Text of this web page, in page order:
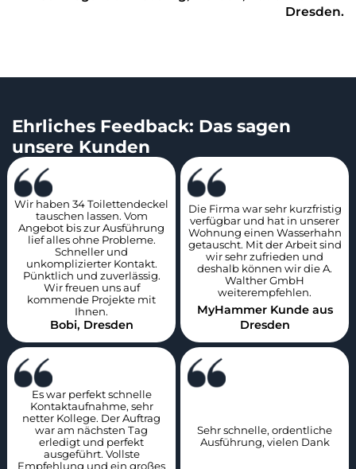
Dresden.
Ehrliches Feedback: Das sagen
unsere Kunden
Wir haben 34 Toilettendeckel
tauschen lassen. Vom
Angebot bis zur Ausführung
lief alles ohne Probleme.
Schneller und
unkomplizierter Kontakt.
Pünktlich und zuverlässig.
Wir freuen uns auf
kommende Projekte mit
Ihnen.
Bobi, Dresden
Die Firma war sehr kurzfristig
verfügbar und hat in unserer
Wohnung einen Wasserhahn
getauscht. Mit der Arbeit sind
wir sehr zufrieden und
deshalb können wir die A.
Walther GmbH
weiterempfehlen.
MyHammer Kunde aus
Dresden
Es war perfekt schnelle
Kontaktaufnahme, sehr
netter Kollege. Der Auftrag
war am nächsten Tag
erledigt und perfekt
ausgeführt. Vollste
Empfehlung und ein großes
Sehr schnelle, ordentliche
Ausführung, vielen Dank